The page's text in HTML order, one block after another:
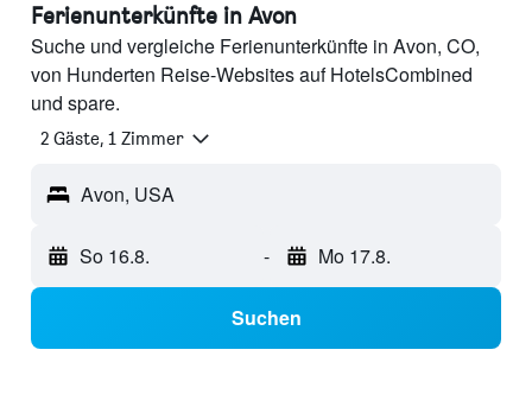
Ferienunterkünfte in Avon
Suche und vergleiche Ferienunterkünfte in Avon, CO,
von Hunderten Reise-Websites auf HotelsCombined
und spare.
2 Gäste, 1 Zimmer
Avon, USA
So 16.8. - Mo 17.8.
Suchen